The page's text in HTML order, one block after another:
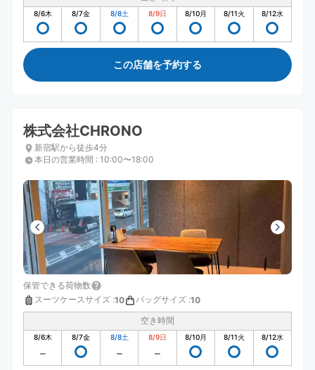
8/6木 8/7金 8/8土 8/9日 8/10月 8/11火 8/12水
この店舗を予約する
株式会社CHRONO
新宿駅から徒歩4分
本日の営業時間 : 10:00〜18:00
保管できる荷物数
スーツケースサイズ :10 バッグサイズ :10
空き時間
8/6木 8/7金 8/8土 8/9日 8/10月 8/11火 8/12水